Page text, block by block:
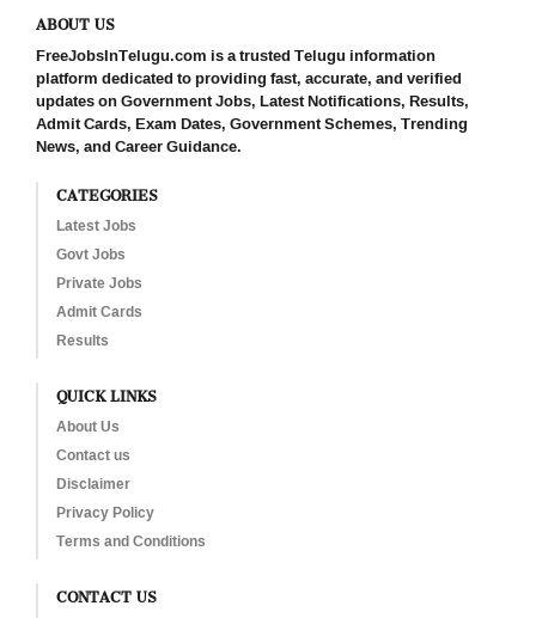
ABOUT US
FreeJobsInTelugu.com is a trusted Telugu information
platform dedicated to providing fast, accurate, and verified
updates on Government Jobs, Latest Notifications, Results,
Admit Cards, Exam Dates, Government Schemes, Trending
News, and Career Guidance.
CATEGORIES
Latest Jobs
Govt Jobs
Private Jobs
Admit Cards
Results
QUICK LINKS
About Us
Contact us
Disclaimer
Privacy Policy
Terms and Conditions
CONTACT US